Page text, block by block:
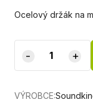
Ocelový držák na
- +
VÝROBCE: